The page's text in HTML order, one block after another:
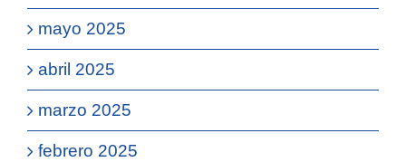
mayo 2025
abril 2025
marzo 2025
febrero 2025